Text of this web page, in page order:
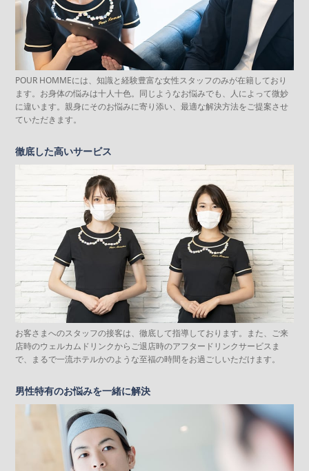
POUR HOMMEには、知識と経験豊富な女性スタッフのみが在籍しており
ます。お身体の悩みは十人十色。同じようなお悩みでも、人によって微妙
に違います。親身にそのお悩みに寄り添い、最適な解決方法をご提案させ
ていただきます。
徹底した高いサービス
お客さまへのスタッフの接客は、徹底して指導しております。また、ご来
店時のウェルカムドリンクからご退店時のアフタードリンクサービスま
で、まるで一流ホテルかのような至福の時間をお過ごしいただけます。
男性特有のお悩みを一緒に解決